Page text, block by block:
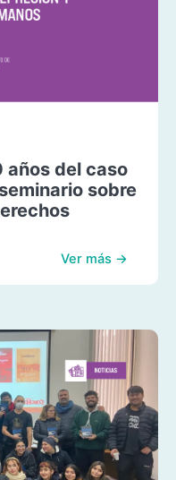
años del caso
sobre
Ver más →